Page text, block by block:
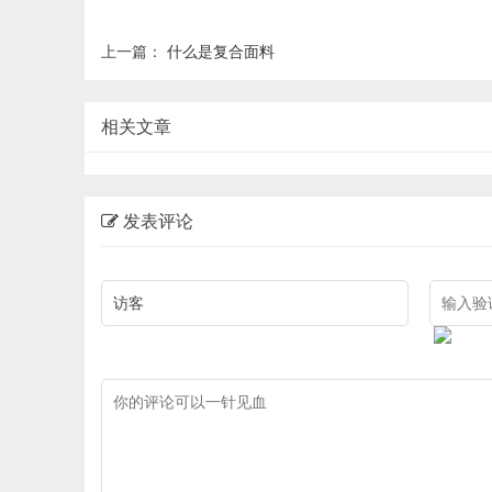
上一篇： 什么是复合面料
相关文章
发表评论